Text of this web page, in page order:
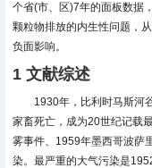
个省(市、区)7年的面板数据
颗粒物排放的内生性问题，
负面影响。
1 文献综述
1930年，比利时马斯河
家畜死亡，成为20世纪记载
雾事件、1959年墨西哥波萨
染。最严重的大气污染是